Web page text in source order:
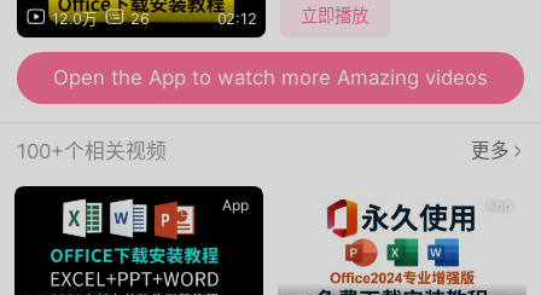
12.0万 26 02:12 立即播放
Open the App to watch more Amazing videos
100+个相关视频 更多
App App